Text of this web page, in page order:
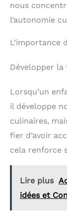
nous
l’autonomie
L’importance
Développer la
Lorsqu’un
il développe
culinaires,
fier d’avoir
cela renforce
Lire plus
idées et